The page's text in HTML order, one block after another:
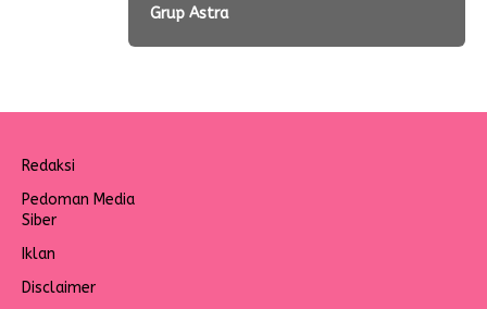
Grup Astra
Redaksi
Pedoman Media
Siber
Iklan
Disclaimer